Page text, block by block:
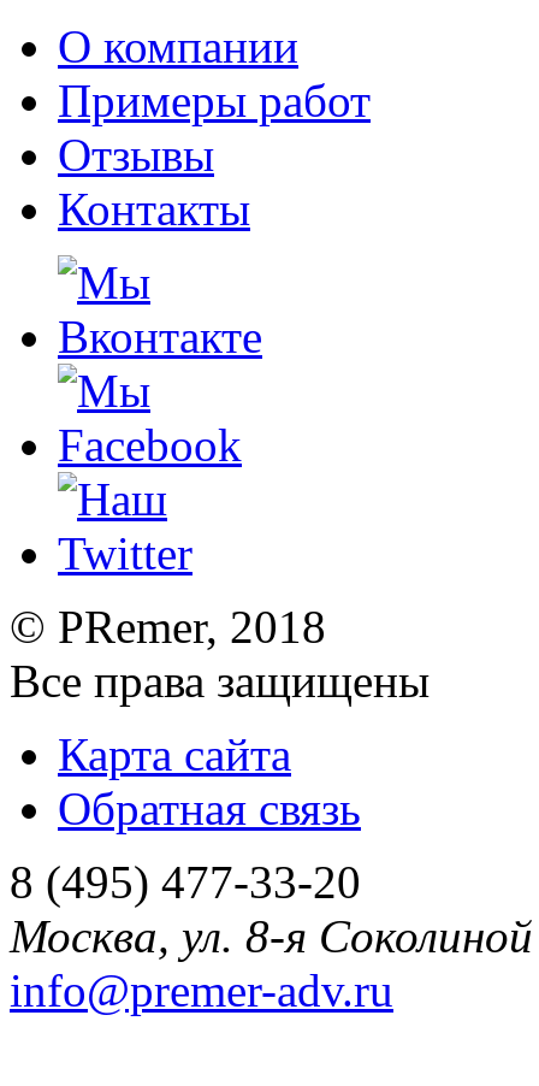
О компании
Примеры работ
Отзывы
Контакты
© PRemer, 2018
Все права защищены
Карта сайта
Обратная связь
8 (495) 477-33-20
Москва, ул. 8-я
info@premer-adv.ru